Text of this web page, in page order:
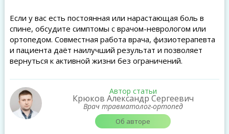
Если у вас есть постоянная или нарастающая боль в
спине, обсудите симптомы с врачом-неврологом или
ортопедом. Совместная работа врача, физиотерапевта
и пациента даёт наилучший результат и позволяет
вернуться к активной жизни без ограничений.
Автор статьи
Крюков Александр Сергеевич
Врач травматолог-ортопед
Об авторе